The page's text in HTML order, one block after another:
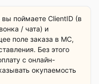
поймаете ClientID (в
/ чата) и
поле заказа в МС,
Без этого
с онлайн-
окупаемость